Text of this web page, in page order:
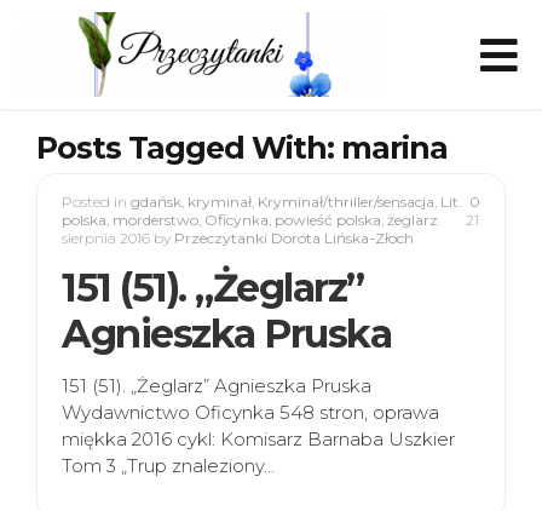
Posts Tagged With: marina
0
Posted in gdańsk, kryminał, Kryminał/thriller/sensacja, Lit.
polska, morderstwo, Oficynka, powieść polska, żeglarz
21
sierpnia 2016 by Przeczytanki Dorota Lińska-Złoch
151 (51). „Żeglarz”
Agnieszka Pruska
151 (51). „Żeglarz” Agnieszka Pruska
Wydawnictwo Oficynka 548 stron, oprawa
miękka 2016 cykl: Komisarz Barnaba Uszkier
Tom 3 „Trup znaleziony…